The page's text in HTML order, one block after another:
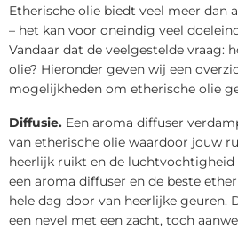
Etherische olie biedt veel meer dan
– het kan voor oneindig veel
Vandaar dat de veelgestelde vraag:
olie? Hieronder geven wij een
mogelijkheden om etherische olie
Diffusie. Een aroma diffuser
van etherische olie waardoor jouw
heerlijk ruikt en de
een aroma diffuser en de beste
hele dag door van heerlijke geuren.
een nevel met een zacht, toch